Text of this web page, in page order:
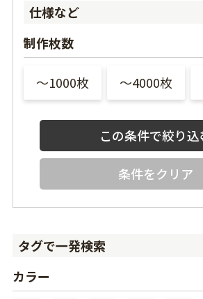
仕様など
制作枚数
〜1000枚 〜4000枚
条件をクリア
タグで一発検索
カラー